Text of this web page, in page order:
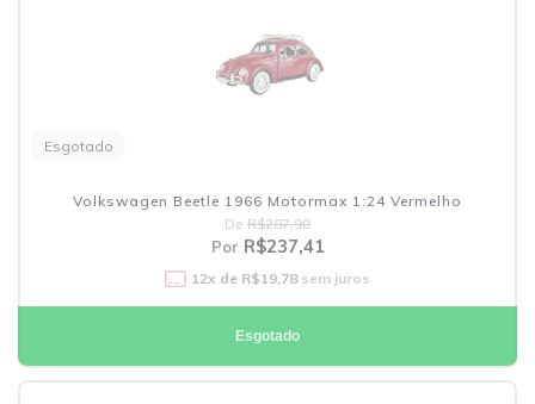
Esgotado
Volkswagen Beetle 1966 Motormax 1:24 Vermelho
De R$287,90
Por R$237,41
12x de R$19,78sem juros
Esgotado